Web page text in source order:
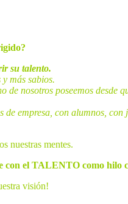
su talento.
más sabios.
de nosotros poseemos desde
de empresa, con alumnos,
y mediante
con el TALENTO como hilo
visión!